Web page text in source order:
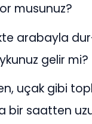
musunuz?
arabayla
gelir mi?
uçak gibi
bir saatten